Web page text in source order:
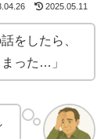
2025.05.11
をしたら、
った…」